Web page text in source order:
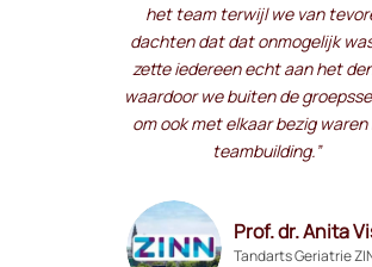
het team terwijl we van
dachten dat dat onmogelijk
zette iedereen echt aan het
waardoor we buiten de
om ook met elkaar bezig
teambuilding.”
Prof. dr. Anita
Tandarts Geriatrie